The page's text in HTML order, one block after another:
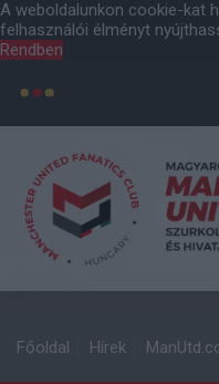
A weboldalunkon cookie-kat
felhasználói élményt
Rendben
Főoldal Hírek